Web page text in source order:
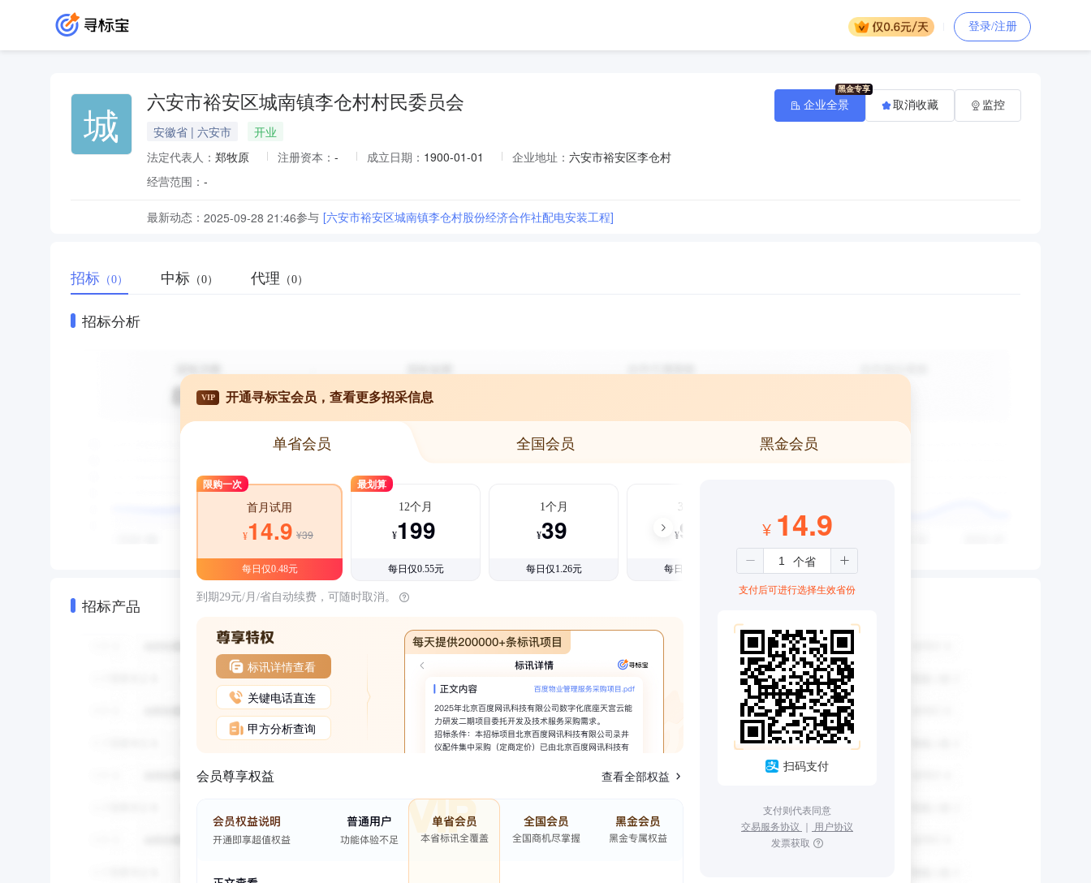
登录/注册
城 六安市裕安区城南镇李仓村村民委员会
安徽省 | 六安市
开业
法定代表人： 郑牧原 注册资本： - 成立日期： 1900-01-01 企业地址： 六安市裕安区李仓村
经营范围： -
最新动态： 2025-09-28 21:46参与 [六安市裕安区城南镇李仓村股份经济合作社配电安装工程]
企业全景 取消收藏 监控
招标 （0） 中标 （0） 代理 （0）
招标分析
招标产品
VIP 开通寻标宝会员，查看更多招采信息
单省会员 全国会员 黑金会员
限购一次
首月试用
¥14.9 ¥39
每日仅0.48元
最划算
12个月
¥199
每日仅0.55元
1个月
¥39
每日仅1.26元
3个月
¥99
每日仅1.08元
到期29元/月/省自动续费，可随时取消。
标讯详情查看
关键电话直连
甲方分析查询
会员尊享权益 查看全部权益
¥ 14.9
支付后可进行选择生效省份
扫码支付
支付则代表同意
交易服务协议 ｜ 用户协议
发票获取